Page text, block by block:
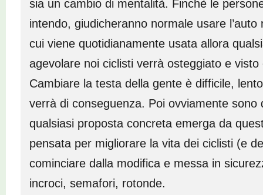
sia un cambio di mentalità. Finchè le
intendo, giudicheranno normale usare
cui viene quotidianamente usata allora
agevolare noi ciclisti verrà osteggiato e
Cambiare la testa della gente è difficile,
verrà di conseguenza. Poi ovviamente sono
qualsiasi proposta concreta emerga da
pensata per migliorare la vita dei ciclisti (e
cominciare dalla modifica e messa in
incroci, semafori, rotonde.